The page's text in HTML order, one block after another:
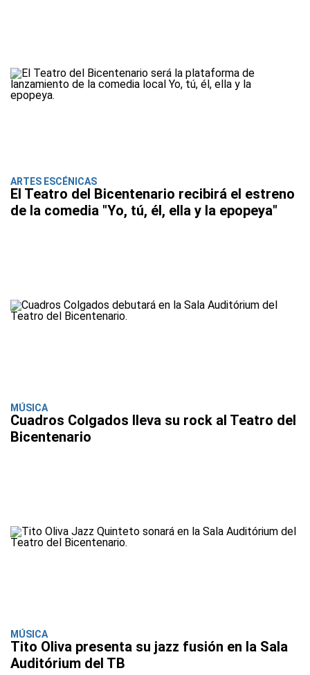
ARTES ESCÉNICAS
El Teatro del Bicentenario recibirá el estreno
de la comedia "Yo, tú, él, ella y la epopeya"
MÚSICA
Cuadros Colgados lleva su rock al Teatro del
Bicentenario
MÚSICA
Tito Oliva presenta su jazz fusión en la Sala
Auditórium del TB